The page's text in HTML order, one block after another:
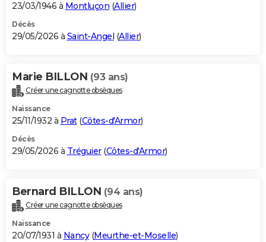
23/03/1946 à Montluçon (Allier)
Décès
29/05/2026 à Saint-Angel (Allier)
Marie BILLON (93 ans)
Créer une cagnotte obsèques
Naissance
25/11/1932 à Prat(Côtes-d'Armor)
Décès
29/05/2026 à Tréguier(Côtes-d'Armor)
Bernard BILLON (94 ans)
Créer une cagnotte obsèques
Naissance
20/07/1931 à Nancy(Meurthe-et-Moselle)